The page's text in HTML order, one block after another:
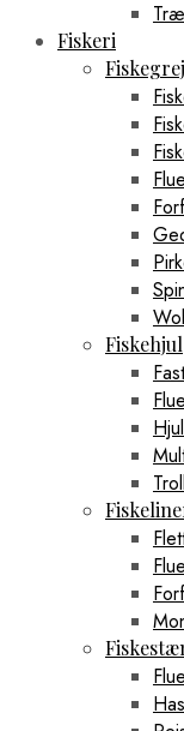
Fiskeri
Fiskegrej
Fiskehjul